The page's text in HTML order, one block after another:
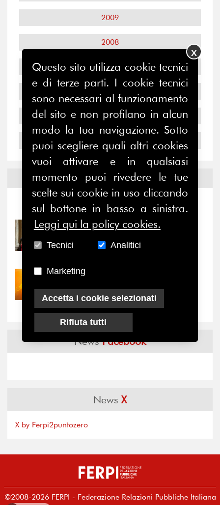
2009
2008
2007
2005
Notizie edEventi
Notizie-Eventi
31/07/2026
Prima della pausa estiva,
il valore di...
30/07/2026
Nove anni dopo la
“grande cecità”: la...
NewsFacebook
News X
X by Ferpi2puntozero
©2008-2026 FERPI - Federazione Relazioni Pubbliche Italiana
Questo sito utilizza cookie tecnici
e di terze parti. I cookie tecnici
sono necessari al funzionamento
del sito e non profilano in alcun
modo la tua navigazione. Sotto
puoi scegliere quali altri cookies
vuoi attivare e in qualsiasi
momento puoi rivedere le tue
scelte sui cookie in uso cliccando
sul bottone in basso a sinistra.
Leggi qui la policy cookies.
Tecnici Analitici
Marketing
Accetta i cookie selezionati
Rifiuta tutti
X